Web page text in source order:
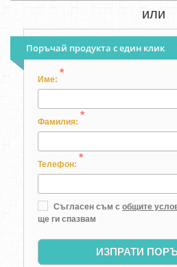
или
Поръчай продукта с един клик
Име:
*
Фамилия:
*
Телефон:
*
Съгласен съм с общите
ще ги спазвам
ИЗПРАТИ